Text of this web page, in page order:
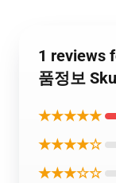
1 reviews
품정보
★★★★★
★★★★☆
★★★☆☆